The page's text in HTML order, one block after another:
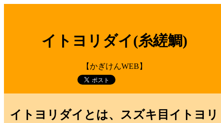
イトヨリダイ(糸縒鯛)
【かぎけんWEB】
イトヨリダイとは、スズキ目イトヨリ